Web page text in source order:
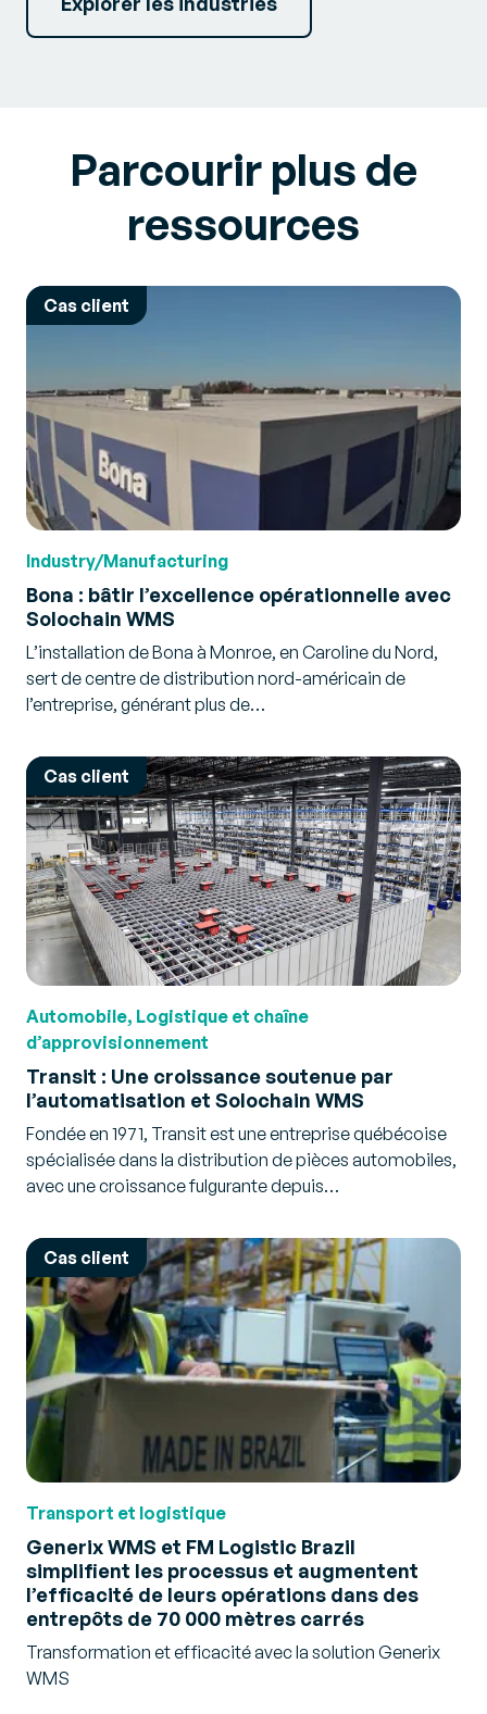
Parcourir plus de
ressources
Cas client
Industry/Manufacturing
Bona : bâtir l’excellence opérationnelle avec
Solochain WMS
L’installation de Bona à Monroe, en Caroline du Nord,
sert de centre de distribution nord-américain de
l’entreprise, générant plus de…
Cas client
Automobile, Logistique et chaîne
d’approvisionnement
Transit : Une croissance soutenue par
l’automatisation et Solochain WMS
Fondée en 1971, Transit est une entreprise québécoise
spécialisée dans la distribution de pièces automobiles,
avec une croissance fulgurante depuis…
Cas client
Transport et logistique
Generix WMS et FM Logistic Brazil
simplifient les processus et augmentent
l’efficacité de leurs opérations dans des
entrepôts de 70 000 mètres carrés
Transformation et efficacité avec la solution Generix
WMS